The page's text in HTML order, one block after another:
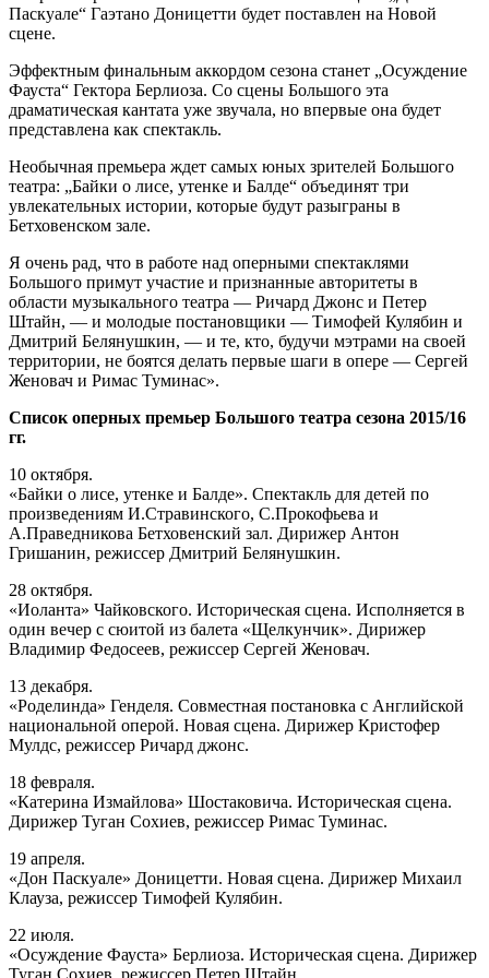
Паскуале“ Гаэтано Доницетти будет поставлен на Новой
сцене.
Эффектным финальным аккордом сезона станет „Осуждение
Фауста“ Гектора Берлиоза. Со сцены Большого эта
драматическая кантата уже звучала, но впервые она будет
представлена как спектакль.
Необычная премьера ждет самых юных зрителей Большого
театра: „Байки о лисе, утенке и Балде“ объединят три
увлекательных истории, которые будут разыграны в
Бетховенском зале.
Я очень рад, что в работе над оперными спектаклями
Большого примут участие и признанные авторитеты в
области музыкального театра — Ричард Джонс и Петер
Штайн, — и молодые постановщики — Тимофей Кулябин и
Дмитрий Белянушкин, — и те, кто, будучи мэтрами на своей
территории, не боятся делать первые шаги в опере — Сергей
Женовач и Римас Туминас».
Список оперных премьер Большого театра сезона 2015/16
гг.
10 октября.
«Байки о лисе, утенке и Балде». Спектакль для детей по
произведениям И.Стравинского, С.Прокофьева и
А.Праведникова Бетховенский зал. Дирижер Антон
Гришанин, режиссер Дмитрий Белянушкин.
28 октября.
«Иоланта» Чайковского. Историческая сцена. Исполняется в
один вечер с сюитой из балета «Щелкунчик». Дирижер
Владимир Федосеев, режиссер Сергей Женовач.
13 декабря.
«Роделинда» Генделя. Совместная постановка с Английской
национальной оперой. Новая сцена. Дирижер Кристофер
Мулдс, режиссер Ричард джонс.
18 февраля.
«Катерина Измайлова» Шостаковича. Историческая сцена.
Дирижер Туган Сохиев, режиссер Римас Туминас.
19 апреля.
«Дон Паскуале» Доницетти. Новая сцена. Дирижер Михаил
Клауза, режиссер Тимофей Кулябин.
22 июля.
«Осуждение Фауста» Берлиоза. Историческая сцена. Дирижер